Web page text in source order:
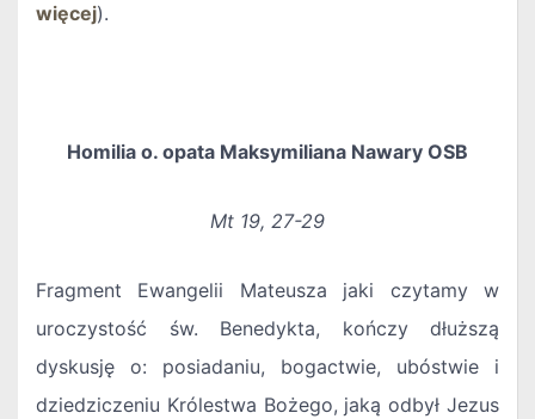
więcej).
Homilia o. opata Maksymiliana Nawary OSB
Mt 19, 27-29
Fragment Ewangelii Mateusza jaki czytamy w
uroczystość św. Benedykta, kończy dłuższą
dyskusję o: posiadaniu, bogactwie, ubóstwie i
dziedziczeniu Królestwa Bożego, jaką odbył Jezus